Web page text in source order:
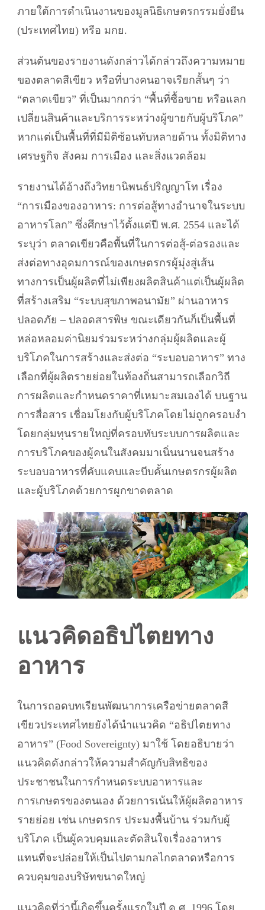
ภายใต้การดำเนินงานของมูลนิธิเกษตรกรรมยั่งยืน
(ประเทศไทย) หรือ มกย.
ส่วนต้นของรายงานดังกล่าวได้กล่าวถึงความหมาย
ของตลาดสีเขียว หรือที่บางคนอาจเรียกสั้นๆ ว่า
“ตลาดเขียว” ที่เป็นมากกว่า “พื้นที่ซื้อขาย หรือแลก
เปลี่ยนสินค้าและบริการระหว่างผู้ขายกับผู้บริโภค”
หากแต่เป็นพื้นที่ที่มีมิติซ้อนทับหลายด้าน ทั้งมิติทาง
เศรษฐกิจ สังคม การเมือง และสิ่งแวดล้อม
รายงานได้อ้างถึงวิทยานิพนธ์ปริญญาโท เรื่อง
“การเมืองของอาหาร: การต่อสู้ทางอำนาจในระบบ
อาหารโลก” ซึ่งศึกษาไว้ตั้งแต่ปี พ.ศ. 2554 และได้
ระบุว่า ตลาดเขียวคือพื้นที่ในการต่อสู้-ต่อรองและ
ส่งต่อทางอุดมการณ์ของเกษตรกรผู้มุ่งสู่เส้น
ทางการเป็นผู้ผลิตที่ไม่เพียงผลิตสินค้าแต่เป็นผู้ผลิต
ที่สร้างเสริม “ระบบสุขภาพอนามัย” ผ่านอาหาร
ปลอดภัย – ปลอดสารพิษ ขณะเดียวกันก็เป็นพื้นที่
หล่อหลอมค่านิยมร่วมระหว่างกลุ่มผู้ผลิตและผู้
บริโภคในการสร้างและส่งต่อ “ระบอบอาหาร” ทาง
เลือกที่ผู้ผลิตรายย่อยในท้องถิ่นสามารถเลือกวิถี
การผลิตและกำหนดราคาที่เหมาะสมเองได้ บนฐาน
การสื่อสาร เชื่อมโยงกับผู้บริโภคโดยไม่ถูกครอบงำ
โดยกลุ่มทุนรายใหญ่ที่ครอบทับระบบการผลิตและ
การบริโภคของผู้คนในสังคมมาเนิ่นนานจนสร้าง
ระบอบอาหารที่คับแคบและบีบคั้นเกษตรกรผู้ผลิต
และผู้บริโภคด้วยการผูกขาดตลาด
แนวคิดอธิปไตยทาง
อาหาร
ในการถอดบทเรียนพัฒนาการเครือข่ายตลาดสี
เขียวประเทศไทยยังได้นำแนวคิด “อธิปไตยทาง
อาหาร” (Food Sovereignty) มาใช้ โดยอธิบายว่า
แนวคิดดังกล่าวให้ความสำคัญกับสิทธิของ
ประชาชนในการกำหนดระบบอาหารและ
การเกษตรของตนเอง ด้วยการเน้นให้ผู้ผลิตอาหาร
รายย่อย เช่น เกษตรกร ประมงพื้นบ้าน ร่วมกับผู้
บริโภค เป็นผู้ควบคุมและตัดสินใจเรื่องอาหาร
แทนที่จะปล่อยให้เป็นไปตามกลไกตลาดหรือการ
ควบคุมของบริษัทขนาดใหญ่
แนวคิดที่ว่านี้เกิดขึ้นครั้งแรกในปี ค.ศ. 1996 โดย